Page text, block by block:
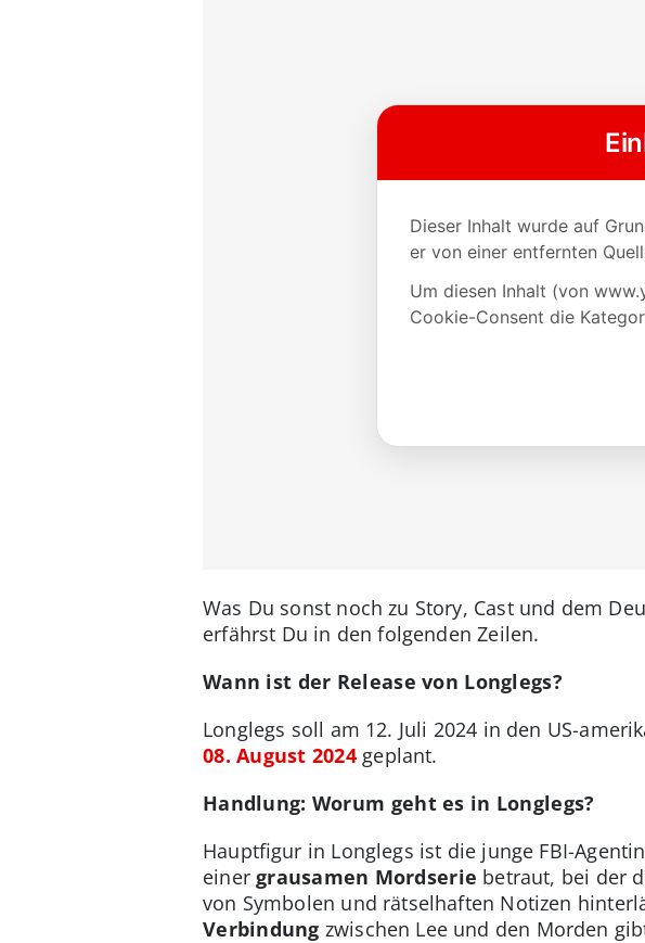
Was Du sonst noch zu Story, Cast und dem
erfährst Du in den folgenden Zeilen.
Wann ist der Release von Longlegs?
Longlegs soll am 12. Juli 2024 in den US-
08. August 2024 geplant.
Handlung: Worum geht es in Longlegs?
Hauptfigur in Longlegs ist die junge FBI-
einergrausamen Mordserie betraut, bei der
von Symbolen und rätselhaften Notizen
Verbindung zwischen Lee und den Morden